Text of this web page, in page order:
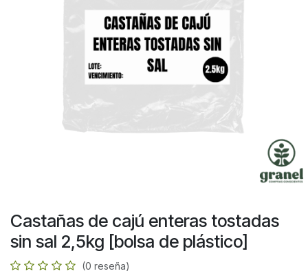
Castañas de cajú enteras tostadas
sin sal 2,5kg [bolsa de plástico]
(0 reseña)